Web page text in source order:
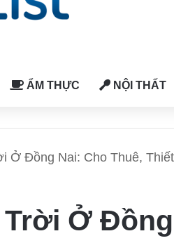
ẨM THỰC NỘI THẤT
Ở Đồng Nai: Cho Thuê,
Trời Ở